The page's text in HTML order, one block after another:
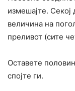
измешајте. Секој
величина на
преливот (сите
Оставете
спојте ги.